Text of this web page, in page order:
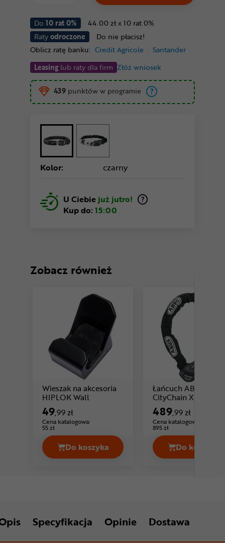
Do 10 rat 0%
44.00 zł x 10 rat 0%
Ratyodroczone
Do nie płacisz!
Oblicz ratę banku: Credit Agricole
Santander
Leasinglub raty dla firm Złóż wniosek
439 punktów w programie
Kolor: czarny
U Ciebie już jutro!
Kup do: 15:00
Zobacz również
Wieszak na akcesoria
HIPLOK Wall
49,99 zł
Cena katalogowa:
55 zł
Do koszyka
Wieszak na akcesoria HIPLOK Wall
Łańcuch ABUS
CityChain X-Plus
489,99 zł
Cena katalogowa:
895 zł
Do koszyka
Specyfikacja Opinie Dostawa